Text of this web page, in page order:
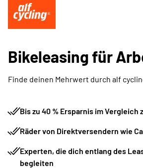
Bikeleasing für
Finde deinen Mehrwert durch alf
Bis zu 40 % Ersparnis im Vergleich
Räder von Direktversendern wie
Experten, die dich entlang des
begleiten